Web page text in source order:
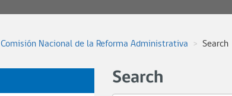
Comisión Nacional de la Reforma Administrativa Search
Search